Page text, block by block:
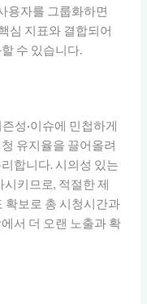
용자를 그룹화하면
심 지표와 결합되어
수 있습니다.
성·이슈에 민첩하게
유지율을 끌어올려
합니다. 시의성 있는
시키므로, 적절한 제
확보로 총 시청시간과
서 더 오랜 노출과 확